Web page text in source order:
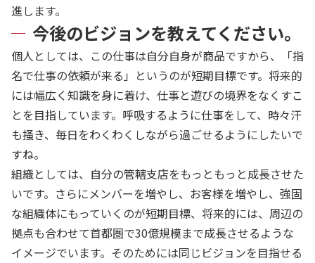
進します。
今後のビジョンを教えてください。
個人としては、この仕事は自分自身が商品ですから、「指
名で仕事の依頼が来る」というのが短期目標です。将来的
には幅広く知識を身に着け、仕事と遊びの境界をなくすこ
とを目指しています。呼吸するように仕事をして、時々汗
も掻き、毎日をわくわくしながら過ごせるようにしたいで
すね。
組織としては、自分の管轄支店をもっともっと成長させた
いです。さらにメンバーを増やし、お客様を増やし、強固
な組織体にもっていくのが短期目標、将来的には、周辺の
拠点も合わせて首都圏で30億規模まで成長させるような
イメージでいます。そのためには同じビジョンを目指せる